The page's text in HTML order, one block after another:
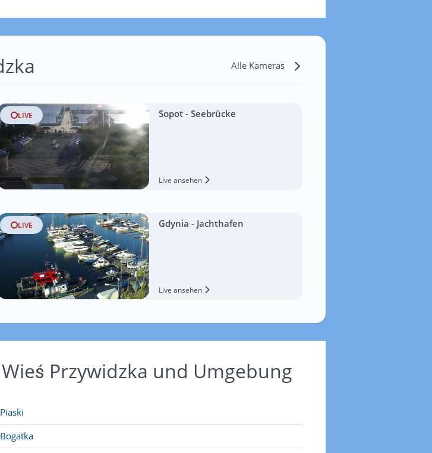
Alle Kameras
LIVE Sopot - Seebrücke
Live ansehen
LIVE Gdynia - Jachthafen
Live ansehen
Przywidzka und Umgebung
Piaski
Bogatka